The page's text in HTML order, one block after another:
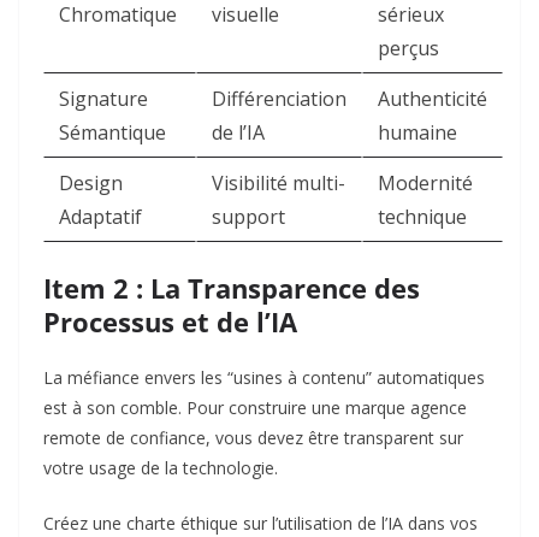
Chromatique
visuelle
sérieux
perçus
Signature
Sémantique
Différenciation
de l’IA
Authenticité
humaine
Design
Adaptatif
Visibilité multi-
support
Modernité
technique
Item 2 : La Transparence des
Processus et de l’IA
La méfiance envers les “usines à contenu” automatiques
est à son comble. Pour construire une marque agence
remote de confiance, vous devez être transparent sur
votre usage de la technologie.
Créez une charte éthique sur l’utilisation de l’IA dans vos